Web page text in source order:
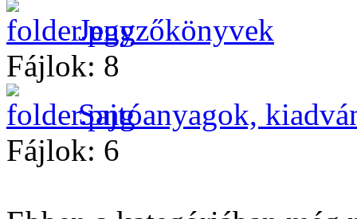
Jegyzőkönyvek
Fájlok: 8
Sajtóanyagok,
Fájlok: 6